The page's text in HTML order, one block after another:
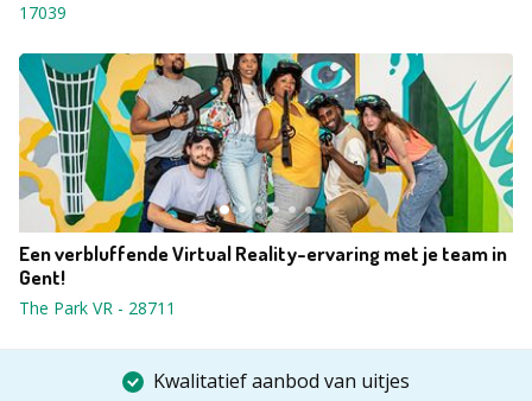
17039
Een verbluffende Virtual Reality-ervaring met je team in
Gent!
The Park VR - 28711
Kwalitatief aanbod van uitjes